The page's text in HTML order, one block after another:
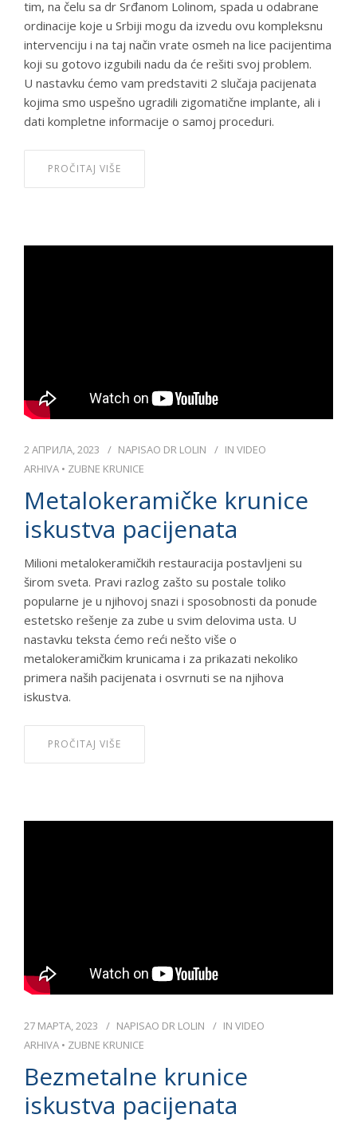
tim, na čelu sa dr Srđanom Lolinom, spada u odabrane
ordinacije koje u Srbiji mogu da izvedu ovu kompleksnu
intervenciju i na taj način vrate osmeh na lice pacijentima
koji su gotovo izgubili nadu da će rešiti svoj problem.
U nastavku ćemo vam predstaviti 2 slučaja pacijenata
kojima smo uspešno ugradili zigomatične implante, ali i
dati kompletne informacije o samoj proceduri.
PROČITAJ VIŠE
2 АПРИЛА, 2023 NAPISAO DR LOLIN IN VIDEO
ARHIVA • ZUBNE KRUNICE
Metalokeramičke krunice
iskustva pacijenata
Milioni metalokeramičkih restauracija postavljeni su
širom sveta. Pravi razlog zašto su postale toliko
popularne je u njihovoj snazi i sposobnosti da ponude
estetsko rešenje za zube u svim delovima usta. U
nastavku teksta ćemo reći nešto više o
metalokeramičkim krunicama i za prikazati nekoliko
primera naših pacijenata i osvrnuti se na njihova
iskustva.
PROČITAJ VIŠE
27 МАРТА, 2023 NAPISAO DR LOLIN IN VIDEO
ARHIVA • ZUBNE KRUNICE
Bezmetalne krunice
iskustva pacijenata